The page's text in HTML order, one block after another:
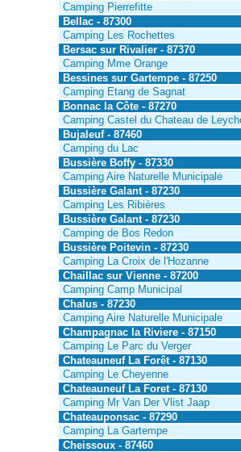
Camping Pierrefitte
Bellac - 87300
Camping Les Rochettes
Bersac sur Rivalier - 87370
Camping Mme Orange
Bessines sur Gartempe - 87250
Camping Etang de Sagnat
Bonnac la Côte - 87270
Camping Castel du Chateau de
Bujaleuf - 87460
Camping du Lac
Bussière Boffy - 87330
Camping Aire Naturelle Municipale
Bussière Galant - 87230
Camping Les Ribières
Bussière Galant - 87230
Camping de Bos Redon
Bussière Poitevin - 87230
Camping La Croix de l'Hozanne
Chaillac sur Vienne - 87200
Camping Camp Municipal
Chalus - 87230
Camping Aire Naturelle Municipale
Champagnac la Riviere - 87150
Camping Le Parc du Verger
Chateauneuf La Forêt - 87130
Camping Le Cheyenne
Chateauneuf La Foret - 87130
Camping Mr Van Der Vlist Jaap
Chateauponsac - 87290
Camping La Gartempe
Cheissoux - 87460